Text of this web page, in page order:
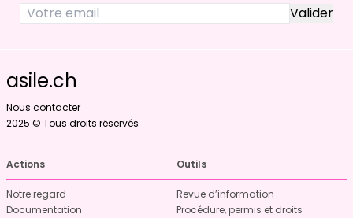
asile.ch
Nous contacter
2025 © Tous droits réservés
Actions
Notre regard
Documentation
Outils
Revue d’information
Procédure, permis et droits